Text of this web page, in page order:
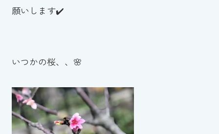
願いします✔️
いつかの桜、、🌸